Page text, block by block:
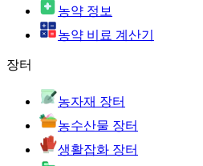
농약 정보
농약 비료 계산기
장터
농자재 장터
농수산물 장터
생활잡화 장터